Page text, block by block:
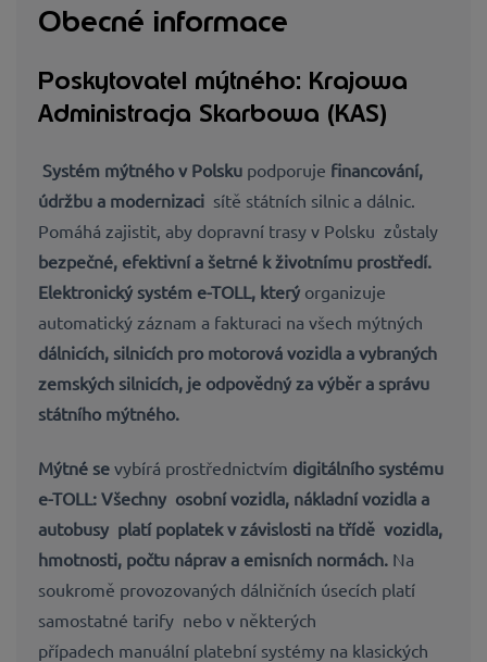
Obecné informace
Poskytovatel mýtného: Krajowa
Administracja Skarbowa (KAS)
Systém mýtného v Polsku podporuje financování,
údržbu a modernizaci sítě státních silnic a dálnic.
Pomáhá zajistit, aby dopravní trasy v Polsku zůstaly
bezpečné, efektivní a šetrné k životnímu prostředí.
Elektronický systém e-TOLL , který organizuje
automatický záznam a fakturaci na všech mýtných
dálnicích, silnicích pro motorová vozidla a vybraných
zemských silnicích, je odpovědný za výběr a správu
státního mýtného.
Mýtné se vybírá prostřednictvím digitálního systému
e-TOLL: Všechny osobní vozidla, nákladní vozidla a
autobusy platí poplatek v závislosti na třídě vozidla,
hmotnosti, počtu náprav a emisních normách. Na
soukromě provozovaných dálničních úsecích platí
samostatné tarify nebo v některých
případech manuální platební systémy na klasických